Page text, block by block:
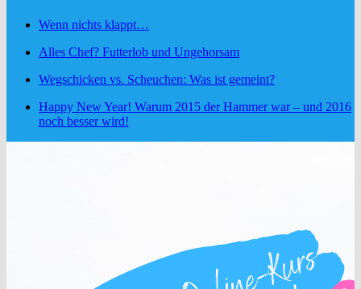
Wenn nichts klappt…
Alles Chef? Futterlob und Ungehorsam
Wegschicken vs. Scheuchen: Was ist gemeint?
Happy New Year! Warum 2015 der Hammer war – und 2016
noch besser wird!